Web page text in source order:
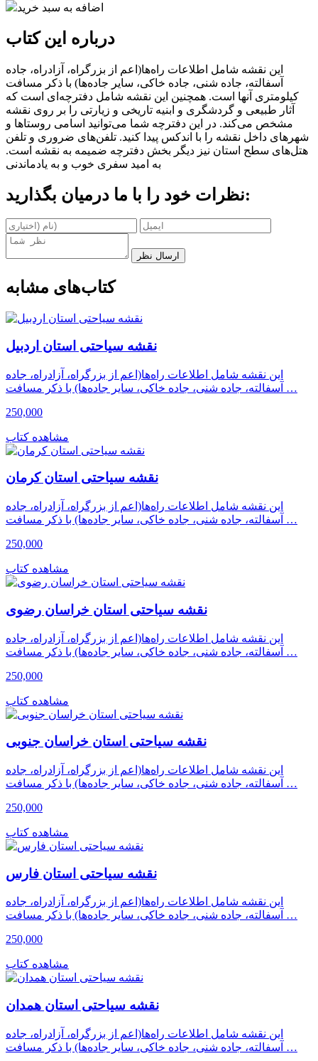
اضافه به سبد خرید
درباره این کتاب
این نقشه شامل اطلاعات راه‌ها(اعم از بزرگراه، آزادراه، جاده
آسفالته، جاده شنی، جاده خاکی، سایر جاده‌ها) با ذکر مسافت
کیلومتری آنها است. همچنین این نقشه شامل دفترچه‌ای است که
آثار طبیعی و گردشگری و ابنیه تاریخی و زیارتی را بر روی نقشه
مشخص می‌کند. در این دفترچه شما می‌توانید اسامی روستاها و
شهرهای داخل نقشه را با اندکس پیدا کنید. تلفن‌های ضروری و تلفن
هتل‌های سطح استان نیز دیگر بخش دفترچه ضمیمه به نقشه است.
به امید سفری خوب و به یادماندنی
نظرات خود را با ما درمیان بگذارید:
ارسال نظر
کتاب‌های مشابه
نقشه سیاحتی استان اردبیل
این نقشه شامل اطلاعات راه‌ها(اعم از بزرگراه، آزادراه، جاده
آسفالته، جاده شنی، جاده خاکی، سایر جاده‌ها) با ذکر مسافت …
250,000
مشاهده کتاب
نقشه سیاحتی استان کرمان
این نقشه شامل اطلاعات راه‌ها(اعم از بزرگراه، آزادراه، جاده
آسفالته، جاده شنی، جاده خاکی، سایر جاده‌ها) با ذکر مسافت …
250,000
مشاهده کتاب
نقشه سیاحتی استان خراسان رضوى
این نقشه شامل اطلاعات راه‌ها(اعم از بزرگراه، آزادراه، جاده
آسفالته، جاده شنی، جاده خاکی، سایر جاده‌ها) با ذکر مسافت …
250,000
مشاهده کتاب
نقشه سیاحتی استان خراسان جنوبی
این نقشه شامل اطلاعات راه‌ها(اعم از بزرگراه، آزادراه، جاده
آسفالته، جاده شنی، جاده خاکی، سایر جاده‌ها) با ذکر مسافت …
250,000
مشاهده کتاب
نقشه سیاحتی استان فارس
این نقشه شامل اطلاعات راه‌ها(اعم از بزرگراه، آزادراه، جاده
آسفالته، جاده شنی، جاده خاکی، سایر جاده‌ها) با ذکر مسافت …
250,000
مشاهده کتاب
نقشه سیاحتی استان همدان
این نقشه شامل اطلاعات راه‌ها(اعم از بزرگراه، آزادراه، جاده
آسفالته، جاده شنی، جاده خاکی، سایر جاده‌ها) با ذکر مسافت …